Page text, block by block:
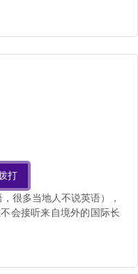
打
很多当地人不说英语），
会接听来自境外的国际长